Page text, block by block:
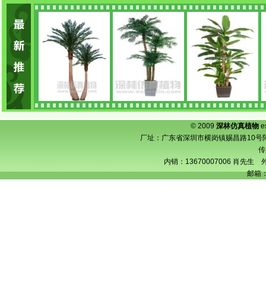
© 2009深林仿真植物
厂址：广东省深圳市横岗镇赐昌路
内销：13670007006 肖先生
邮箱